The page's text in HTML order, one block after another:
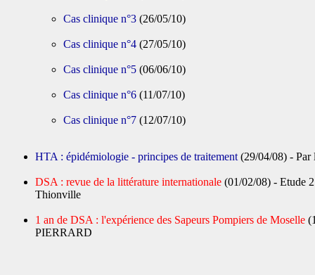
Cas clinique n°3 (26/05/10)
Cas clinique n°4 (27/05/10)
Cas clinique n°5 (06/06/10)
Cas clinique n°6 (11/07/10)
Cas clinique n°7 (12/07/10)
HTA : épidémiologie - principes de traitement (29/04/08) -
DSA : revue de la littérature internationale (01/02/08) - Etude
Thionville
1 an de DSA : l'expérience des Sapeurs Pompiers de Moselle
PIERRARD